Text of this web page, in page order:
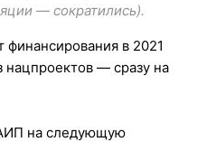
— сократились).
в 2021
нацпроектов — сразу на
на следующую